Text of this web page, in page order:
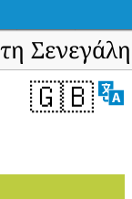
Σενεγάλη
🇬🇧